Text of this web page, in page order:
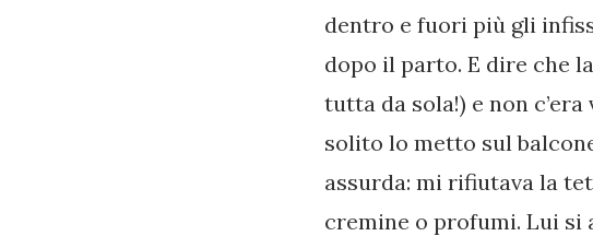
dentro e fuori più gli
dopo il parto. E dire che
tutta da sola!) e non
solito lo metto sul
assurda: mi rifiutava la
cremine o profumi. Lui si